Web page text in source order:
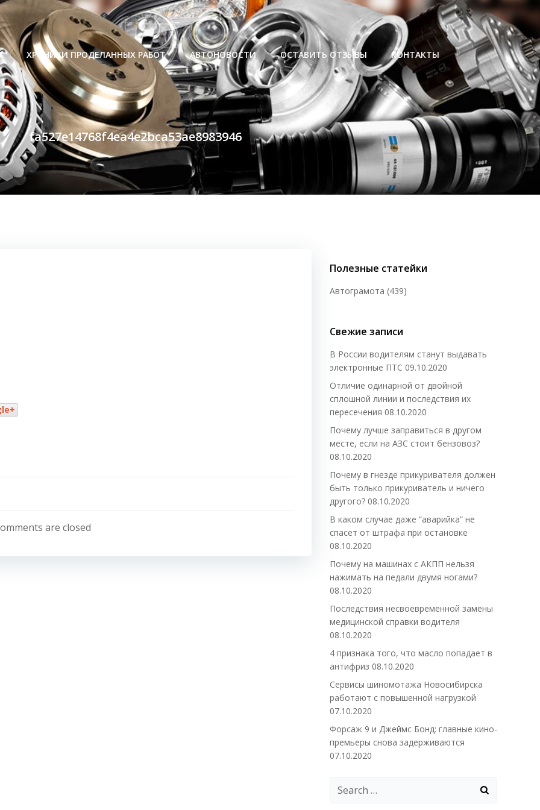
ХРОНИКИ ПРОДЕЛАННЫХ РАБОТ АВТОНОВОСТИ ОСТАВИТЬ ОТЗЫВЫ КОНТАКТЫ
fa527e14768f4ea4e2bca53ae8983946
are closed
Полезные статейки
Автограмота (439)
Свежие записи
В России водителям станут выдавать
электронные ПТС 09.10.2020
Отличие одинарной от двойной
сплошной линии и последствия их
пересечения 08.10.2020
Почему лучше заправиться в другом
месте, если на АЗС стоит бензовоз?
08.10.2020
Почему в гнезде прикуривателя должен
быть только прикуриватель и ничего
другого? 08.10.2020
В каком случае даже “аварийка” не
спасет от штрафа при остановке
08.10.2020
Почему на машинах с АКПП нельзя
нажимать на педали двумя ногами?
08.10.2020
Последствия несвоевременной замены
медицинской справки водителя
08.10.2020
4 признака того, что масло попадает в
антифриз 08.10.2020
Сервисы шиномотажа Новосибирска
работают с повышенной нагрузкой
07.10.2020
Форсаж 9 и Джеймс Бонд: главные кино-
премьеры снова задерживаются
07.10.2020
Search